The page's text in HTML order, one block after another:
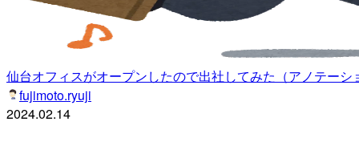
仙台オフィスがオープンしたので出社してみた（アノテーシ
fujimoto.ryuji
2024.02.14